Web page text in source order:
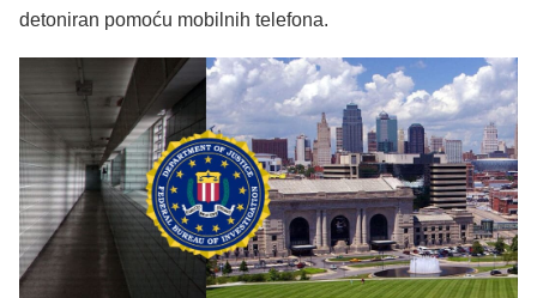
detoniran pomoću mobilnih telefona.